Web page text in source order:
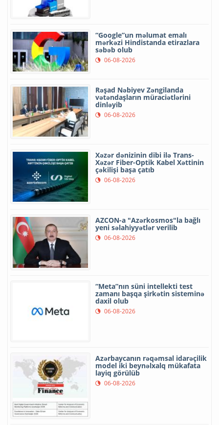
“Google”un məlumat emalı
mərkəzi Hindistanda etirazlara
səbəb olub
06-08-2026
Rəşad Nəbiyev Zəngilanda
vətəndaşların müraciətlərini
dinləyib
06-08-2026
Xəzər dənizinin dibi ilə Trans-
Xəzər Fiber-Optik Kabel Xəttinin
çəkilişi başa çatıb
06-08-2026
AZCON-a "Azərkosmos"la bağlı
yeni səlahiyyətlər verilib
06-08-2026
“Meta”nın süni intellekti test
zamanı başqa şirkətin sisteminə
daxil olub
06-08-2026
Azərbaycanın rəqəmsal idarəçilik
model iki beynəlxalq mükafata
layiq görülüb
06-08-2026